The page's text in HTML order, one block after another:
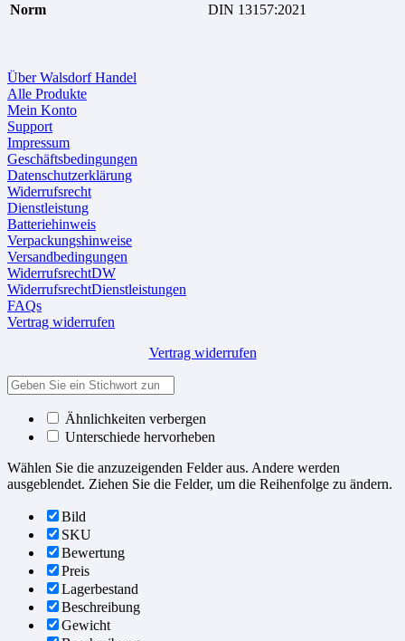
Norm
DIN 13157:2021
Über Walsdorf Handel
Alle Produkte
Mein Konto
Support
Impressum
Geschäftsbedingungen
Datenschutzerklärung
Widerrufsrecht
Dienstleistung
Batteriehinweis
Verpackungshinweise
Versandbedingungen
WiderrufsrechtDW
WiderrufsrechtDienstleistungen
FAQs
Vertrag widerrufen
Vertrag widerrufen
Ähnlichkeiten verbergen
Unterschiede hervorheben
Wählen Sie die anzuzeigenden Felder aus. Andere werden
ausgeblendet. Ziehen Sie die Felder, um die Reihenfolge zu ändern.
Bild
SKU
Bewertung
Preis
Lagerbestand
Beschreibung
Gewicht